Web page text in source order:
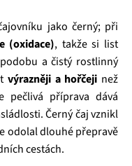
jako černý; při
(oxidace), takže si list
a čistý rostlinný
výrazněji a hořčeji než
pečlivá příprava dává
Černý čaj vznikl
odolal dlouhé přepravě
cestách.